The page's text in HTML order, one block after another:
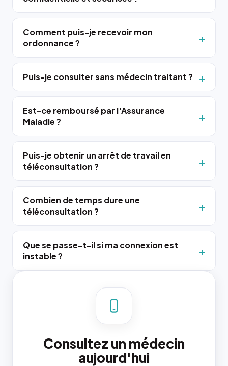
Comment puis-je recevoir mon
ordonnance ?
Puis-je consulter sans médecin traitant ?
Est-ce remboursé par l'Assurance
Maladie ?
Puis-je obtenir un arrêt de travail en
téléconsultation ?
Combien de temps dure une
téléconsultation ?
Que se passe-t-il si ma connexion est
instable ?
Consultez un médecin
aujourd'hui